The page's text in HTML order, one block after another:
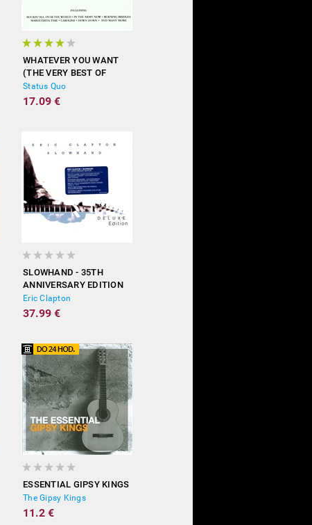
WHATEVER YOU WANT
(THE VERY BEST OF
STATUS QUO)
Status Quo
17.09 €
SLOWHAND - 35TH
ANNIVERSARY EDITION
(DELUXE)
Eric Clapton
37.99 €
ESSENTIAL GIPSY KINGS
The Gipsy Kings
11.2 €